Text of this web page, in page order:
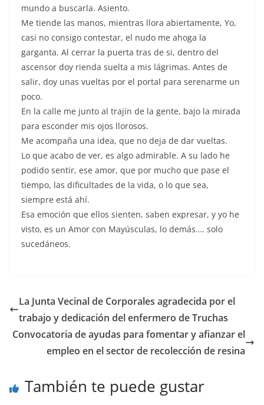
mundo a buscarla. Asiento.
Me tiende las manos, mientras llora abiertamente, Yo,
casi no consigo contestar, el nudo me ahoga la
garganta. Al cerrar la puerta tras de si, dentro del
ascensor doy rienda suelta a mis lágrimas. Antes de
salir, doy unas vueltas por el portal para serenarme un
poco.
En la calle me junto al trajín de la gente, bajo la mirada
para esconder mis ojos llorosos.
Me acompaña una idea, que no deja de dar vueltas.
Lo que acabo de ver, es algo admirable. A su lado he
podido sentir, ese amor, que por mucho que pase el
tiempo, las dificultades de la vida, o lo que sea,
siempre está ahí.
Esa emoción que ellos sienten, saben expresar, y yo he
visto, es un Amor con Mayúsculas, lo demás…. solo
sucedáneos.
La Junta Vecinal de Corporales agradecida por el
trabajo y dedicación del enfermero de Truchas
Convocatoria de ayudas para fomentar y afianzar el
empleo en el sector de recolección de resina
También te puede gustar